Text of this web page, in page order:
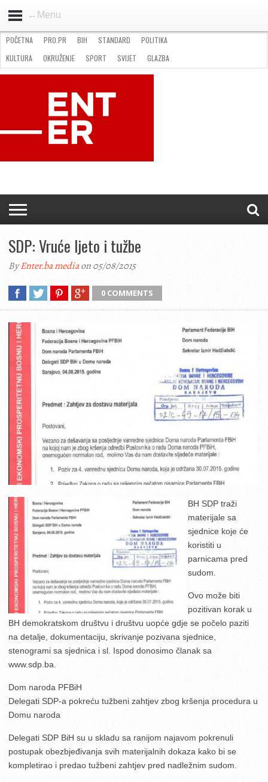
←Menu
STANDARD
GOSPODARSTVO
OKRUŽENJE
POČETNA PRO.PR BIH STANDARD
POLITIKA
KULTURA
OKRUŽENJE SPORT SVIJET
GLAZBA
NATJEČAJI
FILMING LOCATION IN BH KONTAKT
SDP: Vruće ljeto i tužbe
ByEnter.ba mediaon 05/08/2015
0 COMMENTS
BH SDP traži
materijale sa
sjednice koje će
koristiti u
parnicama pred
sudom.
Ovo može biti
pozitivan korak u
BH demokratskom društvu i društvu uopće gdje se počelo paziti
na detalje, dokumentaciju, skrivanje pozivana sjednice,
stenogrami sa sjednica i sl. Ispod donosimo članak sa
www.sdp.ba.
Dom naroda PFBiH
Delegati SDP-a pokreću tužbeni zahtjev zbog kršenja procedura u
Domu naroda
Delegati SDP BiH su u skladu sa ranijom najavom pokrenuli
postupak obezbjeđivanja svih materijalnih dokaza kako bi se
kompletirao i predao tužbeni zahtjev pred nadležnim sudom.